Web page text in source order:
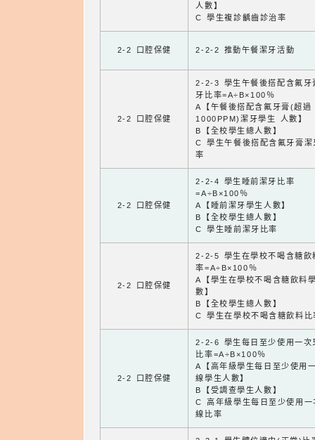
人數】
C 學生複診齲齒診治率
2-2 口腔保健 2-2-2 推動午餐潔牙活動
2-2 口腔保健
2-2-3 學生午餐後搭配含氟牙
牙比率=A÷B×100％
A【午餐後搭配含氟牙膏(超過
1000PPM)潔牙學生 人數】
B【全校學生總人數】
C 學生午餐後搭配含氟牙膏潔
率
2-2 口腔保健
2-2-4 學生睡前潔牙比率
=A÷B×100％
A【睡前潔牙學生人數】
B【全校學生總人數】
C 學生睡前潔牙比率
2-2 口腔保健
2-2-5 學生在學校不喝含糖飲
率=A÷B×100％
A【學生在學校不喝含糖飲料
數】
B【全校學生總人數】
C 學生在學校不喝含糖飲料比
2-2 口腔保健
2-2-6 學生每日至少使用一次
比率=A÷B×100％
A【高年級學生每日至少使用
線學生人數】
B【受調查學生人數】
C 高年級學生每日至少使用一
線比率